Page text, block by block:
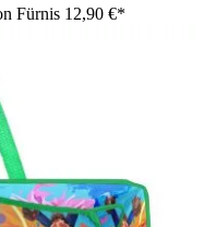
Fürnis 12,90 €*